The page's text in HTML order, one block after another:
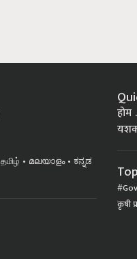
தமிழ் മലയാളം
ಕನ್ನಡ
होम
कृषी